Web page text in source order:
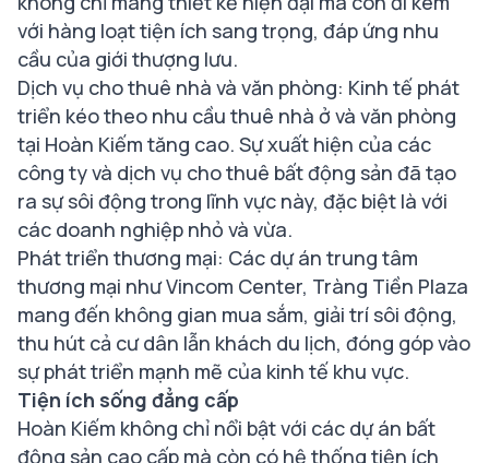
với hàng loạt tiện ích sang trọng, đáp ứng nhu
cầu của giới thượng lưu.
Dịch vụ cho thuê nhà và văn phòng: Kinh tế phát
triển kéo theo nhu cầu thuê nhà ở và văn phòng
tại Hoàn Kiếm tăng cao. Sự xuất hiện của các
công ty và dịch vụ cho thuê bất động sản đã tạo
ra sự sôi động trong lĩnh vực này, đặc biệt là với
các doanh nghiệp nhỏ và vừa.
Phát triển thương mại: Các dự án trung tâm
thương mại như Vincom Center, Tràng Tiền Plaza
mang đến không gian mua sắm, giải trí sôi động,
thu hút cả cư dân lẫn khách du lịch, đóng góp vào
sự phát triển mạnh mẽ của kinh tế khu vực.
Tiện ích sống đẳng cấp
Hoàn Kiếm không chỉ nổi bật với các dự án bất
động sản cao cấp mà còn có hệ thống tiện ích